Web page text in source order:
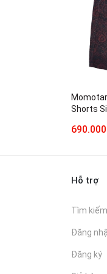
Shorts
Hỗ trợ
Tìm kiếm
Đăng
Đăng ký